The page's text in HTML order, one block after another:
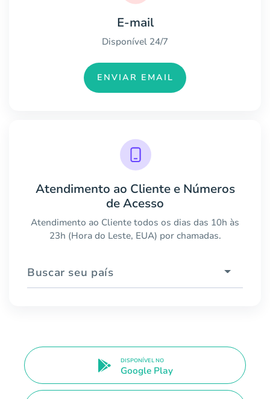
E-mail
Disponível 24/7
ENVIAR EMAIL
Atendimento ao Cliente e Números
de Acesso
Atendimento ao Cliente todos os dias das 10h às
23h (Hora do Leste, EUA) por chamadas.
Buscar seu país
DISPONÍVEL NO
Google Play